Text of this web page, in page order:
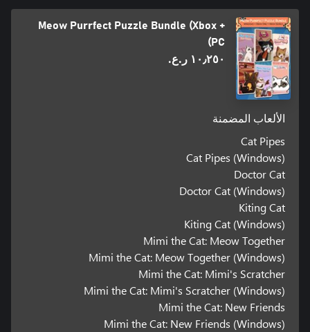
Meow Purrfect Puzzle Bundle (Xbox +
PC)
١٠٫٢٥٠ ر.ع.‏
الألعاب المضمنة
Cat Pipes
Cat Pipes (Windows)
Doctor Cat
Doctor Cat (Windows)
Kiting Cat
Kiting Cat (Windows)
Mimi the Cat: Meow Together
Mimi the Cat: Meow Together (Windows)
Mimi the Cat: Mimi's Scratcher
Mimi the Cat: Mimi's Scratcher (Windows)
Mimi the Cat: New Friends
Mimi the Cat: New Friends (Windows)